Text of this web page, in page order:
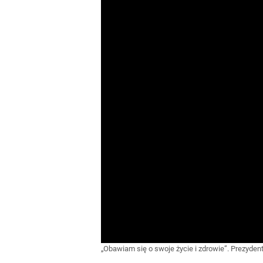
„Obawiam się o swoje życie i zdrowie”.